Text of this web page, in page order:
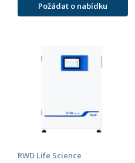
Požádat o nabídku
RWD Life Science